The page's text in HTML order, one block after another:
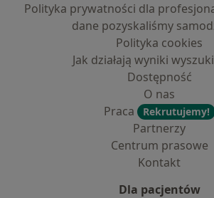
Polityka prywatności dla
dane pozyskaliśmy
Polityka cookies
Jak działają wyniki
Dostępność
O nas
Praca
Rekrutujemy!
Partnerzy
Centrum prasowe
Kontakt
Dla pacjentów